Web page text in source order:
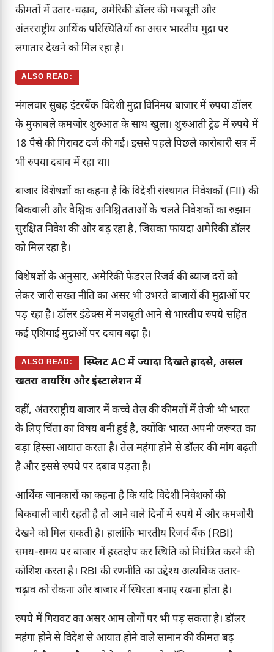
कीमतों में उतार-चढ़ाव, अमेरिकी डॉलर की मजबूती और
अंतरराष्ट्रीय आर्थिक परिस्थितियों का असर भारतीय मुद्रा पर
लगातार देखने को मिल रहा है।
ALSO READ:
मंगलवार सुबह इंटरबैंक विदेशी मुद्रा विनिमय बाजार में रुपया डॉलर
के मुकाबले कमजोर शुरुआत के साथ खुला। शुरुआती ट्रेड में रुपये में
18 पैसे की गिरावट दर्ज की गई। इससे पहले पिछले कारोबारी सत्र में
भी रुपया दबाव में रहा था।
बाजार विशेषज्ञों का कहना है कि विदेशी संस्थागत निवेशकों (FII) की
बिकवाली और वैश्विक अनिश्चितताओं के चलते निवेशकों का रुझान
सुरक्षित निवेश की ओर बढ़ रहा है, जिसका फायदा अमेरिकी डॉलर
को मिल रहा है।
विशेषज्ञों के अनुसार, अमेरिकी फेडरल रिजर्व की ब्याज दरों को
लेकर जारी सख्त नीति का असर भी उभरते बाजारों की मुद्राओं पर
पड़ रहा है। डॉलर इंडेक्स में मजबूती आने से भारतीय रुपये सहित
कई एशियाई मुद्राओं पर दबाव बढ़ा है।
ALSO READ:
स्प्लिट AC में ज्यादा दिखते हादसे, असल
खतरा वायरिंग और इंस्टालेशन में
वहीं, अंतरराष्ट्रीय बाजार में कच्चे तेल की कीमतों में तेजी भी भारत
के लिए चिंता का विषय बनी हुई है, क्योंकि भारत अपनी जरूरत का
बड़ा हिस्सा आयात करता है। तेल महंगा होने से डॉलर की मांग बढ़ती
है और इससे रुपये पर दबाव पड़ता है।
आर्थिक जानकारों का कहना है कि यदि विदेशी निवेशकों की
बिकवाली जारी रहती है तो आने वाले दिनों में रुपये में और कमजोरी
देखने को मिल सकती है। हालांकि भारतीय रिजर्व बैंक (RBI)
समय-समय पर बाजार में हस्तक्षेप कर स्थिति को नियंत्रित करने की
कोशिश करता है। RBI की रणनीति का उद्देश्य अत्यधिक उतार-
चढ़ाव को रोकना और बाजार में स्थिरता बनाए रखना होता है।
रुपये में गिरावट का असर आम लोगों पर भी पड़ सकता है। डॉलर
महंगा होने से विदेश से आयात होने वाले सामान की कीमत बढ़